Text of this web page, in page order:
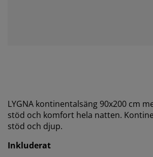
LYGNA kontinentalsäng 90x200 cm
stöd och komfort hela natten.
stöd och djup.
Inkluderat